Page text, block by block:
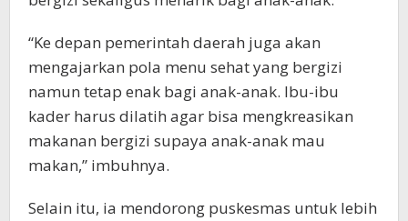
“Ke depan pemerintah daerah juga akan
mengajarkan pola menu sehat yang bergizi
namun tetap enak bagi anak-anak. Ibu-ibu
kader harus dilatih agar bisa mengkreasikan
makanan bergizi supaya anak-anak mau
makan,” imbuhnya.
Selain itu, ia mendorong puskesmas untuk lebih